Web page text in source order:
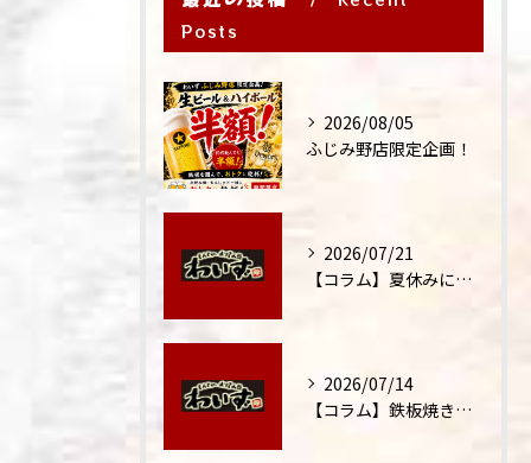
Posts
2026/08/05
ふじみ野店限定企画！
2026/07/21
【コラム】夏休みに家族外食が増える理由
2026/07/14
【コラム】鉄板焼きが"コミュニケーション飯"と呼ばれる理由